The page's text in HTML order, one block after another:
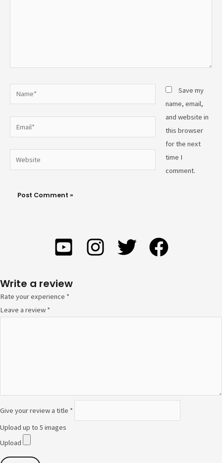
Website
Save my
name, email,
and website in
this browser
for the next
time I
comment.
Write a review
Rate your experience *
Leave a review *
Give your review a title *
Upload up to 5 images
Upload